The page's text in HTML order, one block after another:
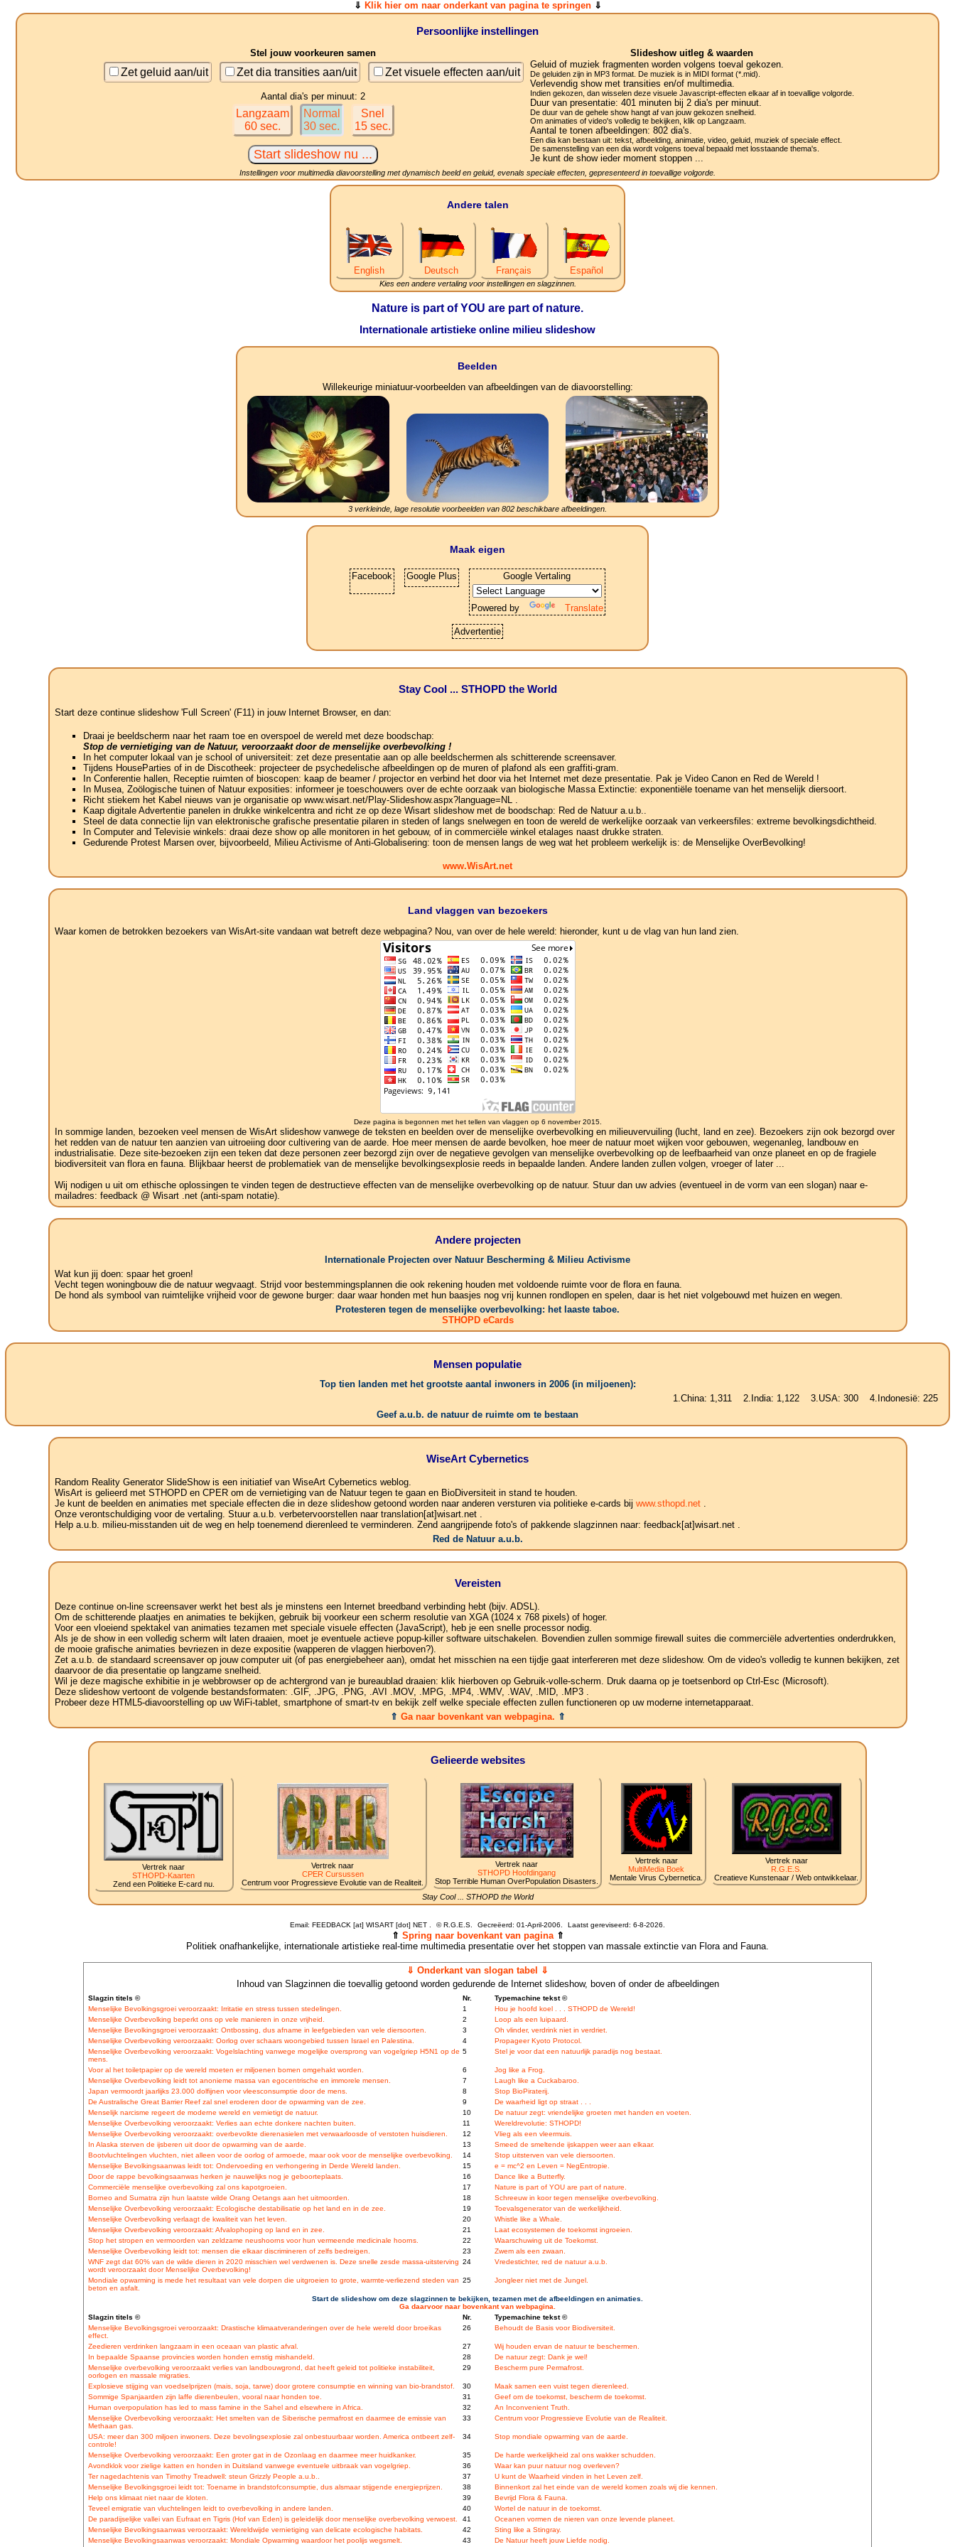
⇓ Klik hier om naar onderkant van pagina te springen⇓
Persoonlijke instellingen
Stel jouw voorkeuren samen
Zet geluid aan/uit Zet dia transities aan/uit Zet visuele effecten aan/uit
Aantal dia's per minuut: 2
Langzaam
60 sec.
Normal
30 sec.
Snel
15 sec.
Slideshow uitleg & waarden
Geluid of muziek fragmenten worden volgens toeval gekozen.
De geluiden zijn in MP3 format. De muziek is in MIDI format (*.mid).
Verlevendig show met transities en/of multimedia.
Indien gekozen, dan wisselen deze visuele Javascript-effecten elkaar af in toevallige volgorde.
Duur van presentatie: 401 minuten bij 2 dia's per minuut.
De duur van de gehele show hangt af van jouw gekozen snelheid.
Om animaties of video's volledig te bekijken, klik op Langzaam.
Aantal te tonen afbeeldingen: 802dia's.
Een dia kan bestaan uit: tekst, afbeelding, animatie, video, geluid, muziek of speciale effect.
De samenstelling van een dia wordt volgens toeval bepaald met losstaande thema's.
Je kunt de show ieder moment stoppen ...
Instellingen voor multimedia diavoorstelling met dynamisch beeld en geluid, evenals speciale effecten, gepresenteerd in toevallige volgorde.
Andere talen
English Deutsch Français Español
Kies een andere vertaling voor instellingen en slagzinnen.
Nature is part of YOU are part of nature.
Internationale artistieke online milieu slideshow
Beelden
Willekeurige miniatuur-voorbeelden van afbeeldingen van de diavoorstelling:
3 verkleinde, lage resolutie voorbeelden van 802 beschikbare afbeeldingen.
Maak eigen
Facebook Google Plus Google Vertaling
Powered by Translate
Advertentie
Stay Cool ... STHOPD the World
Start deze continue slideshow 'Full Screen' (F11) in jouw Internet Browser, en dan:
Draai je beeldscherm naar het raam toe en overspoel de wereld met deze boodschap:
Stop de vernietiging van de Natuur, veroorzaakt door de menselijke overbevolking !
In het computer lokaal van je school of universiteit: zet deze presentatie aan op alle beeldschermen als schitterende screensaver.
Tijdens HouseParties of in de Discotheek: projecteer de psychedelische afbeeldingen op de muren of plafond als een graffiti-gram.
In Conferentie hallen, Receptie ruimten of bioscopen: kaap de beamer / projector en verbind het door via het Internet met deze presentatie. Pak je Video Canon en Red de Wereld !
In Musea, Zoölogische tuinen of Natuur exposities: informeer je toeschouwers over de echte oorzaak van biologische Massa Extinctie: exponentiële toename van het menselijk diersoort.
Richt stiekem het Kabel nieuws van je organisatie op www.wisart.net/Play-Slideshow.aspx?language=NL .
Kaap digitale Advertentie panelen in drukke winkelcentra and richt ze op deze Wisart slideshow met de boodschap: Red de Natuur a.u.b..
Steel de data connectie lijn van elektronische grafische presentatie pilaren in steden of langs snelwegen en toon de wereld de werkelijke oorzaak van verkeersfiles: extreme bevolkingsdichtheid.
In Computer and Televisie winkels: draai deze show op alle monitoren in het gebouw, of in commerciële winkel etalages naast drukke straten.
Gedurende Protest Marsen over, bijvoorbeeld, Milieu Activisme of Anti-Globalisering: toon de mensen langs de weg wat het probleem werkelijk is: de Menselijke OverBevolking!
www.WisArt.net
Land vlaggen van bezoekers
Waar komen de betrokken bezoekers van WisArt-site vandaan wat betreft deze webpagina? Nou, van over de hele wereld: hieronder, kunt u de vlag van hun land zien.
Deze pagina is begonnen met het tellen van vlaggen op 6 november 2015.
In sommige landen, bezoeken veel mensen de WisArt slideshow vanwege de teksten en beelden over de menselijke overbevolking en milieuvervuiling (lucht, land en zee). Bezoekers zijn ook bezorgd over
het redden van de natuur ten aanzien van uitroeiing door cultivering van de aarde. Hoe meer mensen de aarde bevolken, hoe meer de natuur moet wijken voor gebouwen, wegenanleg, landbouw en
industrialisatie. Deze site-bezoeken zijn een teken dat deze personen zeer bezorgd zijn over de negatieve gevolgen van menselijke overbevolking op de leefbaarheid van onze planeet en op de fragiele
biodiversiteit van flora en fauna. Blijkbaar heerst de problematiek van de menselijke bevolkingsexplosie reeds in bepaalde landen. Andere landen zullen volgen, vroeger of later ...
Wij nodigen u uit om ethische oplossingen te vinden tegen de destructieve effecten van de menselijke overbevolking op de natuur. Stuur dan uw advies (eventueel in de vorm van een slogan) naar e-
mailadres: feedback @ Wisart .net (anti-spam notatie).
Andere projecten
Internationale Projecten over Natuur Bescherming & Milieu Activisme
Wat kun jij doen: spaar het groen!
Vecht tegen woningbouw die de natuur wegvaagt. Strijd voor bestemmingsplannen die ook rekening houden met voldoende ruimte voor de flora en fauna.
De hond als symbool van ruimtelijke vrijheid voor de gewone burger: daar waar honden met hun baasjes nog vrij kunnen rondlopen en spelen, daar is het niet volgebouwd met huizen en wegen.
Protesteren tegen de menselijke overbevolking: het laaste taboe.
STHOPD eCards
Mensen populatie
Top tien landen met het grootste aantal inwoners in 2006 (in miljoenen):
1.China: 1,311 2.India: 1,122 3.USA: 300 4.Indonesië: 225 5.Brazilië:
Geef a.u.b. de natuur de ruimte om te bestaan
WiseArt Cybernetics
Random Reality Generator SlideShow is een initiatief van WiseArt Cybernetics weblog.
WisArt is gelieerd met STHOPD en CPER om de vernietiging van de Natuur tegen te gaan en BioDiversiteit in stand te houden.
Je kunt de beelden en animaties met speciale effecten die in deze slideshow getoond worden naar anderen versturen via politieke e-cards bij www.sthopd.net.
Onze verontschuldiging voor de vertaling. Stuur a.u.b. verbetervoorstellen naar translation[at]wisart.net .
Help a.u.b. milieu-misstanden uit de weg en help toenemend dierenleed te verminderen. Zend aangrijpende foto's of pakkende slagzinnen naar: feedback[at]wisart.net .
Red de Natuur a.u.b.
Vereisten
Deze continue on-line screensaver werkt het best als je minstens een Internet breedband verbinding hebt (bijv. ADSL).
Om de schitterende plaatjes en animaties te bekijken, gebruik bij voorkeur een scherm resolutie van XGA (1024 x 768 pixels) of hoger.
Voor een vloeiend spektakel van animaties tezamen met speciale visuele effecten (JavaScript), heb je een snelle processor nodig.
Als je de show in een volledig scherm wilt laten draaien, moet je eventuele actieve popup-killer software uitschakelen. Bovendien zullen sommige firewall suites die commerciële advertenties onderdrukken,
de mooie grafische animaties bevriezen in deze expositie (wapperen de vlaggen hierboven?).
Zet a.u.b. de standaard screensaver op jouw computer uit (of pas energiebeheer aan), omdat het misschien na een tijdje gaat interfereren met deze slideshow. Om de video's volledig te kunnen bekijken, zet
daarvoor de dia presentatie op langzame snelheid.
Wil je deze magische exhibitie in je webbrowser op de achtergrond van je bureaublad draaien: klik hierboven op Gebruik-volle-scherm. Druk daarna op je toetsenbord op Ctrl-Esc (Microsoft).
Deze slideshow vertoont de volgende bestandsformaten: .GIF, .JPG, .PNG, .AVI .MOV, .MPG, .MP4, .WMV, .WAV, .MID, .MP3 .
Probeer deze HTML5-diavoorstelling op uw WiFi-tablet, smartphone of smart-tv en bekijk zelf welke speciale effecten zullen functioneren op uw moderne internetapparaat.
⇑ Ga naar bovenkant van webpagina. ⇑
Gelieerde websites
Vertrek naar
STHOPD-Kaarten
Zend een Politieke E-card nu.
Vertrek naar
CPER Cursussen
Centrum voor Progressieve Evolutie van de Realiteit.
Vertrek naar
STHOPD Hoofdingang
Stop Terrible Human OverPopulation Disasters.
Vertrek naar
MultiMedia Boek
Mentale Virus Cybernetica.
Vertrek naar
R.G.E.S.
Creatieve Kunstenaar / Web ontwikkelaar.
Stay Cool ... STHOPD the World
Email: FEEDBACK [at] WISART [dot] NET . ©R.G.E.S. Gecreëerd: 01-April-2006. Laatst gereviseerd: 6-8-2026.
⇑ Spring naar bovenkant van pagina⇑
Politiek onafhankelijke, internationale artistieke real-time multimedia presentatie over het stoppen van massale extinctie van Flora and Fauna.
⇓ Onderkant van slogan tabel ⇓
Inhoud van Slagzinnen die toevallig getoond worden gedurende de Internet slideshow, boven of onder de afbeeldingen
Slagzin titels © Nr.
Typemachine tekst ©
Menselijke Bevolkingsgroei veroorzaakt: Irritatie en stress tussen stedelingen.
1
Hou je hoofd koel . . . STHOPD de Wereld!
Menselijke Overbevolking beperkt ons op vele manieren in onze vrijheid.
2
Loop als een luipaard.
Menselijke Bevolkingsgroei veroorzaakt: Ontbossing, dus afname in leefgebieden van vele diersoorten.
3
Oh vlinder, verdrink niet in verdriet.
Menselijke Overbevolking veroorzaakt: Oorlog over schaars woongebied tussen Israel en Palestina.
4
Propageer Kyoto Protocol.
Menselijke Overbevolking veroorzaakt: Vogelslachting vanwege mogelijke oversprong van vogelgriep H5N1 op de
mens.
5 Stel je voor dat een natuurlijk paradijs nog bestaat.
Voor al het toiletpapier op de wereld moeten er miljoenen bomen omgehakt worden. 6
Jog like a Frog.
Menselijke Overbevolking leidt tot anonieme massa van egocentrische en immorele mensen.
7
Laugh like a Cuckabaroo.
Japan vermoordt jaarlijks 23.000 dolfijnen voor vleesconsumptie door de mens.
8
Stop BioPiraterij.
De Australische Great Barrier Reef zal snel eroderen door de opwarming van de zee.
9
De waarheid ligt op straat . . .
Menselijk narcisme regeert de moderne wereld en vernietigt de natuur.
10
De natuur zegt: vriendelijke groeten met handen en voeten.
Menselijke Overbevolking veroorzaakt: Verlies aan echte donkere nachten buiten.
11
Wereldrevolutie: STHOPD!
Menselijke Overbevolking veroorzaakt: overbevolkte dierenasielen met verwaarloosde of verstoten huisdieren.
12
Vlieg als een vleermuis.
In Alaska sterven de ijsberen uit door de opwarming van de aarde.
13
Smeed de smeltende ijskappen weer aan elkaar.
Bootvluchtelingen vluchten, niet alleen voor de oorlog of armoede, maar ook voor de menselijke overbevolking.
14
Stop uitsterven van vele diersoorten.
Menselijke Bevolkingsaanwas leidt tot: Ondervoeding en verhongering in Derde Wereld landen.
15
e = mc^2 en Leven = NegEntropie.
Door de rappe bevolkingsaanwas herken je nauwelijks nog je geboorteplaats.
16
Dance like a Butterfly.
Commerciële menselijke overbevolking zal ons kapotgroeien.
17
Nature is part of YOU are part of nature.
Borneo and Sumatra zijn hun laatste wilde Orang Oetangs aan het uitmoorden.
18
Schreeuw in koor tegen menselijke overbevolking.
Menselijke Overbevolking veroorzaakt: Ecologische destabilisatie op het land en in de zee.
19
Toevalsgenerator van de werkelijkheid.
Menselijke Overbevolking verlaagt de kwaliteit van het leven.
20
Whistle like a Whale.
Menselijke Overbevolking veroorzaakt: Afvalophoping op land en in zee.
21
Laat ecosystemen de toekomst ingroeien.
Stop het stropen en vermoorden van zeldzame neushoorns voor hun vermeende medicinale hoorns.
22
Waarschuwing uit de Toekomst.
Menselijke Overbevolking leidt tot: mensen die elkaar discrimineren of zelfs bedreigen.
23
Zwem als een zwaan.
WNF zegt dat 60% van de wilde dieren in 2020 misschien wel verdwenen is. Deze snelle zesde massa-uitsterving
wordt veroorzaakt door Menselijke Overbevolking!
24 Vredestichter, red de natuur a.u.b.
Mondiale opwarming is mede het resultaat van vele dorpen die uitgroeien to grote, warmte-verliezend steden van
beton en asfalt.
25 Jongleer niet met de Jungel.
Start de slideshow om deze slagzinnen te bekijken, tezamen met de afbeeldingen en animaties.
Ga daarvoor naar bovenkant van webpagina.
Slagzin titels ©
Nr.
Typemachine tekst ©
Menselijke Bevolkingsgroei veroorzaakt: Drastische klimaatveranderingen over de hele wereld door broeikas
effect.
26 Behoudt de Basis voor Biodiversiteit.
Zeedieren verdrinken langzaam in een oceaan van plastic afval. 27
Wij houden ervan de natuur te beschermen.
In bepaalde Spaanse provincies worden honden ernstig mishandeld.
28
De natuur zegt: Dank je wel!
Menselijke overbevolking veroorzaakt verlies van landbouwgrond, dat heeft geleid tot politieke instabiliteit,
oorlogen en massale migraties.
29 Bescherm pure Permafrost.
Explosieve stijging van voedselprijzen (mais, soja, tarwe) door grotere consumptie en winning van bio-brandstof. 30
Maak samen een vuist tegen dierenleed.
Sommige Spanjaarden zijn laffe dierenbeulen, vooral naar honden toe.
31
Geef om de toekomst, bescherm de toekomst.
Human overpopulation has led to mass famine in the Sahel and elsewhere in Africa.
32
An Inconvenient Truth.
Menselijke Overbevolking veroorzaakt: Het smelten van de Siberische permafrost en daarmee de emissie van
Methaan gas.
33 Centrum voor Progressieve Evolutie van de Realiteit.
USA: meer dan 300 miljoen inwoners. Deze bevolingsexplosie zal onbestuurbaar worden. America ontbeert zelf-
controle!
34 Stop mondiale opwarming van de aarde.
Menselijke Overbevolking veroorzaakt: Een groter gat in de Ozonlaag en daarmee meer huidkanker. 35
De harde werkelijkheid zal ons wakker schudden.
Avondklok voor zielige katten en honden in Duitsland vanwege eventuele uitbraak van vogelgriep.
36
Waar kan puur natuur nog overleven?
Ter nagedachtenis van Timothy Treadwell: steun Grizzly People a.u.b..
37
U kunt de Waarheid vinden in het Leven zelf.
Menselijke Bevolkingsgroei leidt tot: Toename in brandstofconsumptie, dus alsmaar stijgende energieprijzen.
38
Binnenkort zal het einde van de wereld komen zoals wij die kennen.
Help ons klimaat niet naar de kloten.
39
Bevrijd Flora & Fauna.
Teveel emigratie van vluchtelingen leidt to overbevolking in andere landen.
40
Wortel de natuur in de toekomst.
De paradijselijke vallei van Eufraat en Tigris (Hof van Eden) is geleidelijk door menselijke overbevolking verwoest.
41
Oceanen vormen de nieren van onze levende planeet.
Menselijke Bevolkingsaanwas veroorzaakt: Wereldwijde vernietiging van delicate ecologische habitats.
42
Sting like a Stingray.
Menselijke Bevolkingsaanwas veroorzaakt: Mondiale Opwarming waardoor het poolijs wegsmelt.
43 De Natuur heeft jouw Liefde nodig.